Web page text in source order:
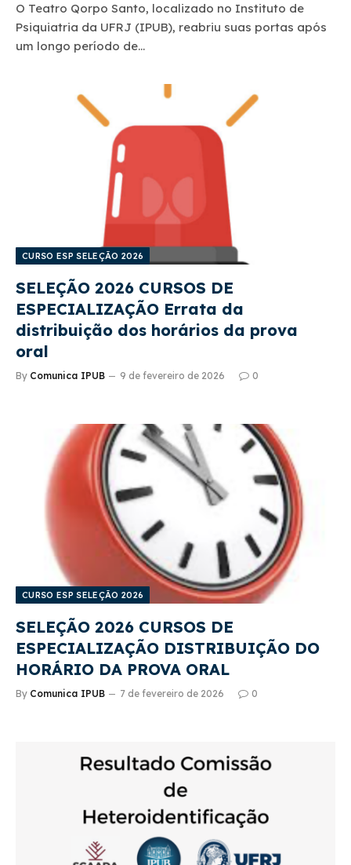
O Teatro Qorpo Santo, localizado no Instituto de
Psiquiatria da UFRJ (IPUB), reabriu suas portas após
um longo período de…
CURSO ESP SELEÇÃO 2026
SELEÇÃO 2026 CURSOS DE
ESPECIALIZAÇÃO Errata da
distribuição dos horários da prova
oral
By Comunica IPUB 9 de fevereiro de 2026 0
CURSO ESP SELEÇÃO 2026
SELEÇÃO 2026 CURSOS DE
ESPECIALIZAÇÃO DISTRIBUIÇÃO DO
HORÁRIO DA PROVA ORAL
By Comunica IPUB 7 de fevereiro de 2026 0